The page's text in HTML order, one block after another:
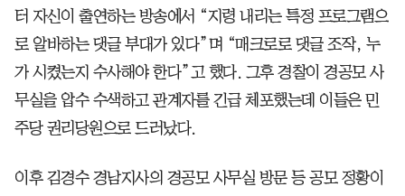
터 자신이 출연하는 방송에서 “지령 내리는 특정 프로그램으
로 알바하는 댓글 부대가 있다”며 “매크로로 댓글 조작, 누
가 시켰는지 수사해야 한다”고 했다. 그후 경찰이 경공모 사
무실을 압수 수색하고 관계자를 긴급 체포했는데 이들은 민
주당 권리당원으로 드러났다.
이후 김경수 경남지사의 경공모 사무실 방문 등 공모 정황이